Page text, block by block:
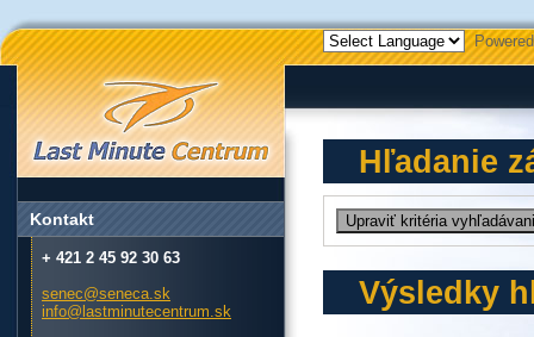
Hľadanie
Výsledky
Kontakt
+ 421 2 45 92 30 63
senec@seneca.sk
info@lastminutecentrum.sk